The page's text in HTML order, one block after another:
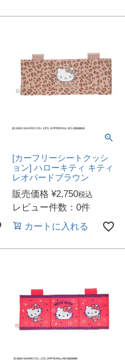
[カーフリーシートクッシ
ョン] ハローキティ キティ
レオパードブラウン
販売価格 ¥2,750税込
レビュー件数：0件
カートに入れる